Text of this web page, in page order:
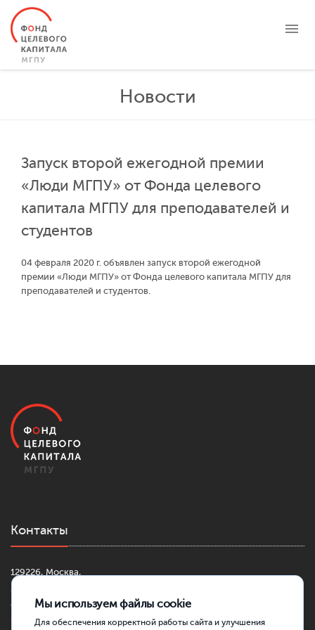
ЦЕЛЕВЫЕ КАПИТАЛЫ
НОВОСТИ
БЛАГОТВОРИТЕЛЬНОСТЬ
КОНТАКТЫ
ЛИЧНЫЙ КАБИНЕТ
Новости
Запуск второй ежегодной премии
«Люди МГПУ» от Фонда целевого
капитала МГПУ для преподавателей и
студентов
04 февраля 2020 г. объявлен запуск второй ежегодной
премии «Люди МГПУ» от Фонда целевого капитала МГПУ для
преподавателей и студентов.
Контакты
129226, Москва,
+7 (499) 181-42-30
fond@mgpu.ru
Мы используем файлы cookie
Для обеспечения корректной работы сайта и улучшения